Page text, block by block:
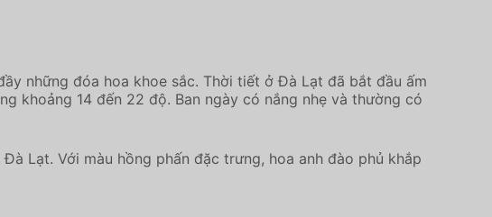
những đóa hoa khoe sắc. Thời tiết ở Đà Lạt đã bắt đầu ấm
khoảng 14 đến 22 độ. Ban ngày có nắng nhẹ và thường có
Lạt. Với màu hồng phấn đặc trưng, hoa anh đào phủ khắp